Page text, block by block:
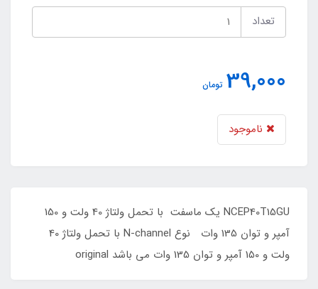
تعداد
39,000 تومان
ناموجود
NCEP40T15GU یک ماسفت با تحمل ولتاژ 40 ولت و 150
آمپر و توان 135 وات نوع N-channel با تحمل ولتاژ 40
ولت و 150 آمپر و توان 135 وات می باشد original